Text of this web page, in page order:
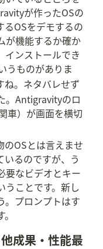
が作ったOSの
るOSをデモするの
が機能するか確か
インストールでき
うものがありま
ね。ネタバレせず
。Antigravityのロ
車）が画面を横切
OSとは言えませ
るのですが、う
要なビデオとキー
うことです。新し
。プロンプトはす
成果・性能最